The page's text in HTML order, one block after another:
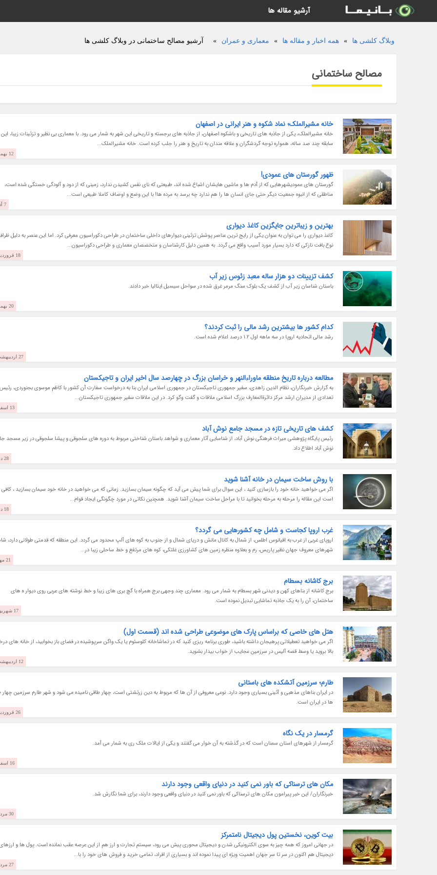
وبلاگ کلشی ها » همه اخبار و مقاله ها » معماری و عمران » آرشیو مصالح ساختمانی در وبلاگ کلشی ها
مصالح ساختمانی
خانه مشیرالملک؛ نماد شکوه و هنر ایرانی در اصفهان
خانه مشیرالملک، یکی از جاذبه های تاریخی و باشکوه اصفهان، از جاذبه های برجسته و تاریخی این شهر به شمار می رود. با معماری بی نظیر و تزئینات زیبا، این
سابقه چند صد ساله، همواره توجه گردشگران و علاقه مندان به تاریخ و هنر را جلب کرده است. خانه مشیرالملک...
12 بهمن 1403
ظهور گورستان های عمودی!
گورستان های عمودیشهرهایی که از آدم ها و ماشین هایشان اشباع شده اند، طبیعتی که نای نفس کشیدن ندارد، زمینی که از دود و آلودگی خستگی شده است،
مناطقی که از انبوه جمعیت دیگر حتی جای انسان ها را هم ندارد چه برسد به مرده ها! با این وضع و اوصاف کاملا طبیعی است...
7 آذر 1403
بهترین و زیباترین جایگزین کاغذ دیواری
کاغذ دیواری را می توان به عنوان یکی از رایج ترین عناصر پوشش تزئینی دیوارهای داخلی ساختمان در طراحی دکوراسیون معرفی کرد. اما این عنصر به دلیل
نوع بافت نازکی که دارد بسیار مورد آسیب واقع می گردد. به همین دلیل کارشناسان و متخصصان معماری و طراحی دکوراسیون...
18 فروردین 1403
کشف تزیینات دو هزار ساله معبد زئوس زیر آب
باستان شناسان زیر آب از کشف یک بلوک سنگ مرمر غرق شده در سواحل سیسیل ایتالیا خبر دادند.
20 بهمن 1402
کدام کشور ها بیشترین رشد مالی را ثبت کردند؟
رشد مالی اتحادیه اروپا در سه ماهه اول 1.2 درصد اعلام شده است.
27 اردیبهشت 1402
مطالعه درباره تاریخ منطقه ماوراءالنهر و خراسان بزرگ در چهارصد سال اخیر ایران و تاجیکستان
به گزارش خبرنگاران، نظام الدین زاهدی، سفیر جمهوری تاجیکستان در جمهوری اسلامی ایران بنا به درخواست سفارت آن کشور با کاظم موسوی بجنوردی،
تعدادی از مدیران ارشد مرکز دائرةالمعارف بزرگ اسلامی ملاقات و گفت وگو کرد. در این ملاقات سفیر جمهوری تاجیکستان...
13 اسفند 1401
کشف های تاریخی تازه در مسجد جامع نوش آباد
رئیس پایگاه پژوهشی میراث فرهنگی نوش آباد، از شناسایی آثار معماری و شواهد باستان شناختی مربوط به دوره های سلجوقی و پیشا سلجوقی در زیر مسجد
نوش آباد اطلاع داد.
28 دی 1401
با روش ساخت سیمان در خانه آشنا شوید
اگر می خواهید خانه خود را بازسازی کنید ، این سوال برای شما پیش می آید که چگونه سیمان بسازید. زمانی که می خواهید در خانه خود سیمان بسازید ، کافی
است این مقاله را مرحله به مرحله بخوانید تا با مراحل ساخت سیمان آشنا شوید. همچنین نکاتی در مورد چگونگی ایجاد قوام...
18 دی 1401
غرب اروپا کجاست و شامل چه کشورهایی می گردد؟
اروپای غربی از غرب به اقیانوس اطلس، از شمال به کانال مانش و دریای شمال و از جنوب به کوه های آلپ محدود می گردد. این منطقه که قدمتی طولانی دارد،
شهرهای معروف جهان نظیر پاریس، رم و بعلاوه منظره زمین های کشاورزی غلتکی، کوه های مرتفع و خط ساحلی زیبا در...
21 مهر 1401
برج کاشانه بسطام
برج کاشانه از بناهای کهن و دیدنی شهر بسطام به شمار می رود. معماری چند وجهی برج همراه با گچ بری های زیبا و خط نوشته های عربی روی دیوار ه های
ساختمان، آن را به یک جاذبه تماشایی تبدیل نموده است.
17 شهریور 1401
هتل های خاصی که براساس پارک های موضوعی طراحی شده اند (قسمت اول)
اگر می خواهید تعطیلاتی پرهیجان داشته باشید، طوری برنامه ریزی کنید که در تماشاخانه کلوسئوم یا یک واگن سرپوشیده در فضای باز بخوابید، از خانه های
بالا بروید یا وسط قصه آلیس در سرزمین عجایب از خواب بیدار بشوید.
12 اردیبهشت 1401
طارم؛ سرزمین آتشکده های باستانی
در ایران بناهای مذهبی و آئینی بسیاری وجود دارد. نوعی معروفی از آن ها که مربوط به دین زرتشتی است، چهار طاقی نامیده می شود و شهر طارم سرزمین چهار
ها در ایران است.
26 فروردین 1401
گرمسار در یک نگاه
گرمسار از شهرهای استان سمنان است که در گذشته به آن خوار می گفتند و یکی از ایالات ملک ری به شمار می آمد.
16 اسفند 1400
مکان های ترسناکی که باور نمی کنید در دنیای واقعی وجود دارند
خبرنگاران/ این خبر پیرامون مکان های ترسناکی که باور نمی کنید در دنیای واقعی وجود دارند، برای شما نگارش شد.
30 مرداد 1400
بیت کوین، نخستین پول دیجیتال نامتمرکز
در جهانی امروز که همه چیز به سوی الکترونیکی شدن و دیجیتال محوری پیش می رود، سیستم تجارت و ارز هم از این عرصه عقب نمانده است. پول ها و
دیجیتال هم اکنون در سر تا سر جهان اهمیت ویژه ای پیدا نموده اند و بسیاری از افراد، تمامی خرید و فروش های خود را با...
27 مرداد 1400
آرشیو مقاله ها